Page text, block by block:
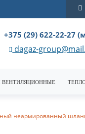
+375 (29) 622-22-27
dagaz-
ВЕНТИЛЯЦИОННЫЕ
неармированный